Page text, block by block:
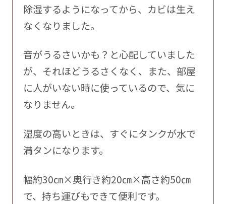
除湿するようになってから、カビは生え
なくなりました。
音がうるさいかも？と心配していました
が、それほどうるさくなく、また、部屋
に人がいない時に使っているので、気に
なりません。
湿度の高いときは、すぐにタンクが水で
満タンになります。
幅約30㎝×奥行き約20㎝×高さ約50㎝
で、持ち運びもできて便利です。